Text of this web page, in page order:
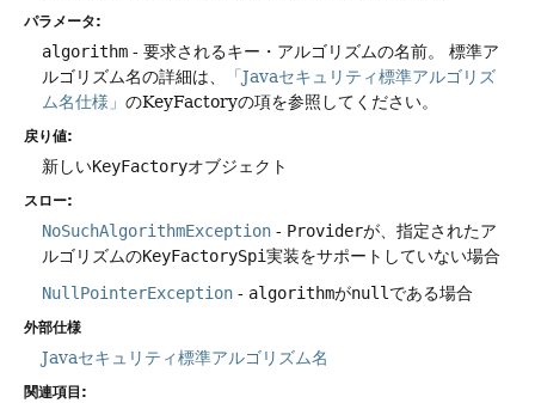
パラメータ:
algorithm - 要求されるキー・アルゴリズムの名前。
標準ア
ルゴリズム名の詳細は、
「Javaセキュリティ標準アルゴリズ
ム名仕様」 のKeyFactoryの項を参照してください。
戻り値:
新しいKeyFactoryオブジェクト
スロー:
NoSuchAlgorithmException - Providerが、指定されたア
ルゴリズムのKeyFactorySpi実装をサポートしていない場合
NullPointerException - algorithmがnull である場合
外部仕様
Javaセキュリティ標準アルゴリズム名
関連項目: